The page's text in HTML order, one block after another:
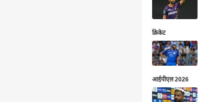
क्रिकेट
आईपीएल 2026